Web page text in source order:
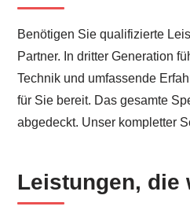
Benötigen Sie qualifizierte
Partner. In dritter Generation
Technik und umfassende
für Sie bereit. Das gesamte
abgedeckt. Unser kompletter
Leistungen, die